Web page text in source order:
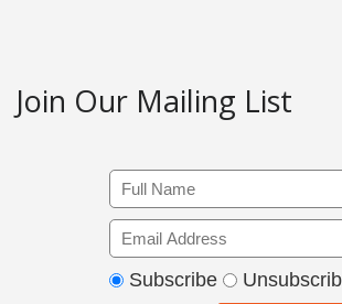
Join Our Mailing List
Subscribe